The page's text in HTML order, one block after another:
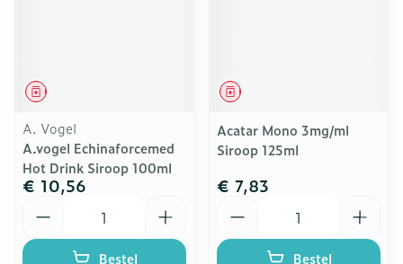
Geneesmiddel
A. Vogel
A.vogel Echinaforcemed
Hot Drink Siroop 100ml
€ 10,56
Bestel
Geneesmiddel
Acatar Mono 3mg/ml
Siroop 125ml
€ 7,83
Bestel